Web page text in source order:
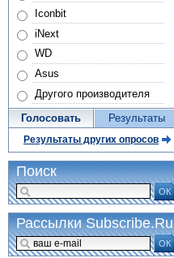
Iconbit
iNext
WD
Asus
Другого производителя
Голосовать Результаты
Результаты других опросов
Поиск
ОК
Рассылки Subscribe.Ru
ОК